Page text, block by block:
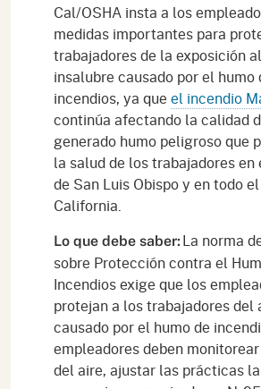
Cal/OSHA insta a los
medidas importantes para
trabajadores de la exposición
insalubre causado por el humo
incendios, ya que el incendio
continúa afectando la calidad
generado humo peligroso que
la salud de los trabajadores en
de San Luis Obispo y en todo
California.
Lo que debe saber: La norma
sobre Protección contra el
Incendios exige que los
protejan a los trabajadores del
causado por el humo de
empleadores deben
del aire, ajustar las prácticas